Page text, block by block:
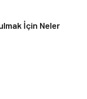
İçin Neler